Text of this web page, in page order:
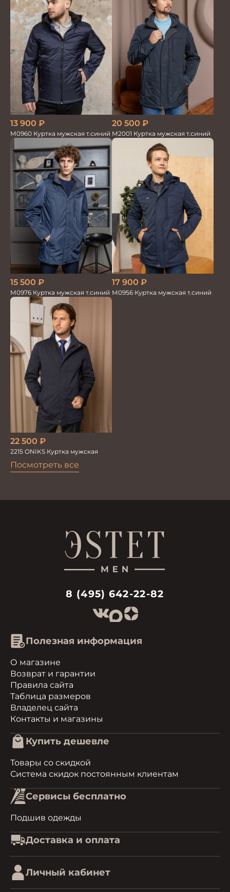
Посмотреть все
13 900 ₽
М0960 Куртка мужская т.синий
20 500 ₽
М2001 Куртка мужская т.синий
15 500 ₽
М0976 Куртка мужская т.синий
17 900 ₽
М0956 Куртка мужская т.синий
22 500 ₽
2215 ONIKS Куртка мужская
8 (495) 642-22-82
Полезная информация
О магазине
Возврат и гарантии
Правила сайта
Таблица размеров
Владелец сайта
Контакты и магазины
Купить дешевле
Товары со скидкой
Система скидок постоянным клиентам
Сервисы бесплатно
Подшив одежды
Доставка и оплата
Личный кабинет